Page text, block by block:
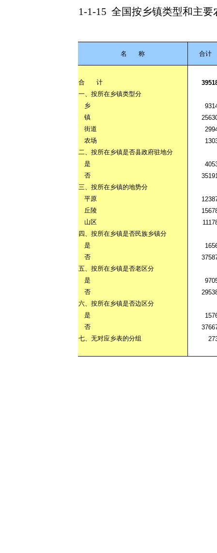
1-1-15 全国按乡镇类型和主
名 称 合计
合 计
一、按所在乡镇类型分
乡
镇
街道
农场
二、按所在乡镇是否县政府驻地分
是
否
三、按所在乡镇的地势分
平原
丘陵
山区
四、按所在乡镇是否民族乡镇分
是
否
五、按所在乡镇是否老区分
是
否
六、按所在乡镇是否边区分
是
否
七、无对应乡表的分组